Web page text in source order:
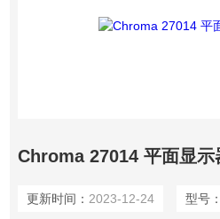
Chroma 27014 平面显示
更新时间： 2023-12-24 型号：